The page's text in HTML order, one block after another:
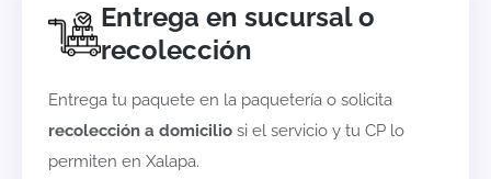
Entrega en sucursal o
recolección
Entrega tu paquete en la paquetería o solicita
recolección a domicilio si el servicio y tu CP lo
permiten en Xalapa.